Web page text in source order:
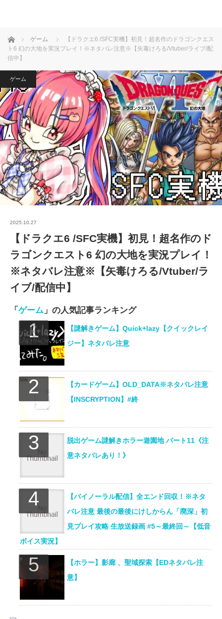
ホーム ゲーム
【ドラクエ6 /SFC実機】初見！超名作のドラゴンクエス
ト6 幻の大地を実況プレイ！※ネタバレ注意※【矢毒けろる/Vtuber/ライブ/配
信中】
ゲーム
2025.10.27
【ドラクエ6 /SFC実機】初見！超名作のド
ラゴンクエスト6 幻の大地を実況プレイ！
※ネタバレ注意※【矢毒けろる/Vtuber/ラ
イブ/配信中】
「 ゲーム 」の人気記事ランキング
【謎解きゲーム】Quick+lazy【クイックレイ
ジー】ネタバレ注意
【カードゲーム】OLD_DATA※ネタバレ注意
【INSCRYPTION】#終
脱出ゲーム謎解きホラー遊園地 パート11《注
意ネタバレあり！》
【バイノーラル配信】全エンド回収！※ネタ
バレ注意 最後の最後にけしからん「廃深」初
見プレイ攻略 生放送録画 #5～最終回～【低音
ボイス実況】
【ホラー】影廊 、聖域探索【EDネタバレ注
意】